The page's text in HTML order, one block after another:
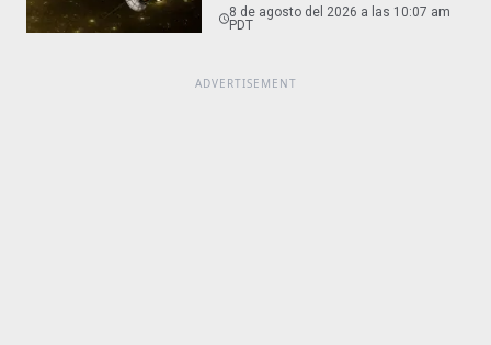
8 de agosto del 2026 a las 10:07 am
PDT